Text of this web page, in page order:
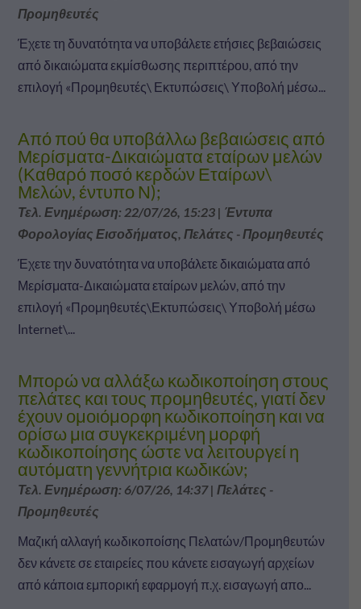
Προμηθευτές
Έχετε τη δυνατότητα να υποβάλετε ετήσιες βεβαιώσεις
από δικαιώματα εκμίσθωσης περιπτέρου, από την
επιλογή «Προμηθευτές\ Εκτυπώσεις\ Υποβολή μέσω...
Από πού θα υποβάλλω βεβαιώσεις από
Μερίσματα-Δικαιώματα εταίρων μελών
(Καθαρό ποσό κερδών Εταίρων\
Μελών, έντυπο Ν);
Τελ. Ενημέρωση: 22/07/26, 15:23| Έντυπα
Φορολογίας Εισοδήματος Πελάτες - Προμηθευτές
Έχετε την δυνατότητα να υποβάλετε δικαιώματα από
Μερίσματα-Δικαιώματα εταίρων μελών, από την
επιλογή «Προμηθευτές\Εκτυπώσεις\ Υποβολή μέσω
Ιnternet\...
Μπορώ να αλλάξω κωδικοποίηση στους
πελάτες και τους προμηθευτές, γιατί δεν
έχουν ομοιόμορφη κωδικοποίηση και να
ορίσω μια συγκεκριμένη μορφή
κωδικοποίησης ώστε να λειτουργεί η
αυτόματη γεννήτρια κωδικών;
Τελ. Ενημέρωση: 6/07/26, 14:37| Πελάτες -
Προμηθευτές
Μαζική αλλαγή κωδικοποίσης Πελατών/Προμηθευτών
δεν κάνετε σε εταιρείες που κάνετε εισαγωγή αρχείων
από κάποια εμπορική εφαρμογή π.χ. εισαγωγή απο...